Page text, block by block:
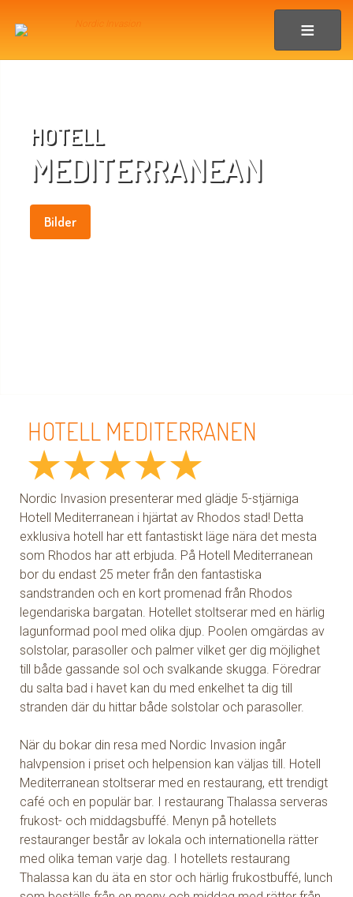
HOTELL
MEDITERRANEAN
Bilder
HOTELL MEDITERRANEN
★★★★★
Nordic Invasion presenterar med glädje 5-stjärniga
Hotell Mediterranean i hjärtat av Rhodos stad! Detta
exklusiva hotell har ett fantastiskt läge nära det mesta
som Rhodos har att erbjuda. På Hotell Mediterranean
bor du endast 25 meter från den fantastiska
sandstranden och en kort promenad från Rhodos
legendariska bargatan. Hotellet stoltserar med en härlig
lagunformad pool med olika djup. Poolen omgärdas av
solstolar, parasoller och palmer vilket ger dig möjlighet
till både gassande sol och svalkande skugga. Föredrar
du salta bad i havet kan du med enkelhet ta dig till
stranden där du hittar både solstolar och parasoller.
När du bokar din resa med Nordic Invasion ingår
halvpension i priset och helpension kan väljas till. Hotell
Mediterranean stoltserar med en restaurang, ett trendigt
café och en populär bar. I restaurang Thalassa serveras
frukost- och middagsbuffé. Menyn på hotellets
restauranger består av lokala och internationella rätter
med olika teman varje dag. I hotellets restaurang
Thalassa kan du äta en stor och härlig frukostbuffé, lunch